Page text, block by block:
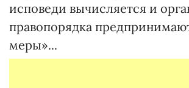
исповеди вычисляется и
правопорядка
меры»...